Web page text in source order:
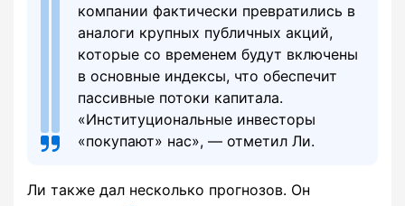
компании фактически превратились в
аналоги крупных публичных акций,
которые со временем будут включены
в основные индексы, что обеспечит
пассивные потоки капитала.
«Институциональные инвесторы
«покупают» нас», — отметил Ли.
Ли также дал несколько прогнозов. Он